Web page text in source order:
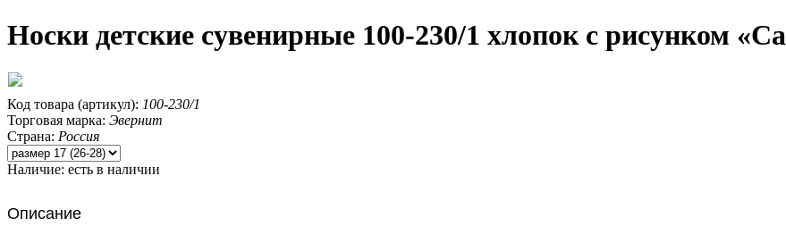
Носки детские сувенирные 100-230/1 хлопок с рисунком
Код товара (артикул): 100-230/1
Торговая марка: Эвернит
Страна: Россия
Наличие: есть в наличии
Описание